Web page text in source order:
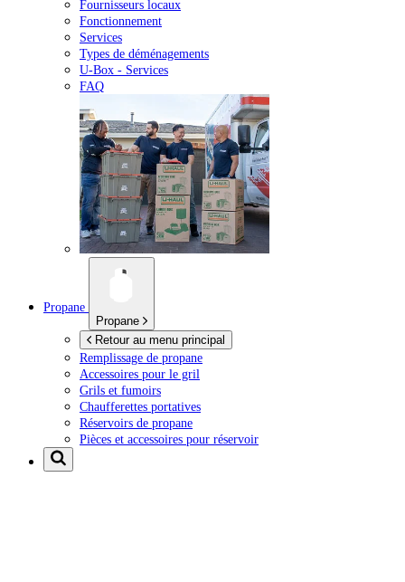
Fournisseurs locaux
Fonctionnement
Services
Types de déménagements
U-Box - Services
FAQ
Propane
Propane
Retour au menu principal
Remplissage de propane
Accessoires pour le gril
Grils et fumoirs
Chaufferettes portatives
Réservoirs de propane
Pièces et accessoires pour réservoir